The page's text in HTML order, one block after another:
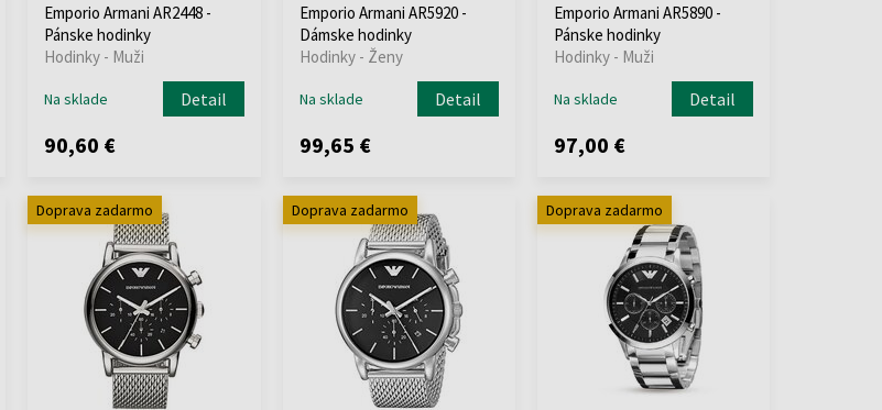
Emporio Armani AR2448 -
Pánske hodinky
Hodinky - Muži
Na sklade Detail
90,60 €
Emporio Armani AR5920 -
Dámske hodinky
Hodinky - Ženy
Na sklade Detail
99,65 €
Emporio Armani AR5890 -
Pánske hodinky
Hodinky - Muži
Na sklade Detail
97,00 €
Doprava zadarmo Doprava zadarmo Doprava zadarmo